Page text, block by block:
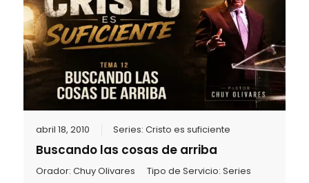
abril 18, 2010 Series: Cristo es suficiente
Buscando las cosas de arriba
Orador: Chuy Olivares Tipo de Servicio: Series